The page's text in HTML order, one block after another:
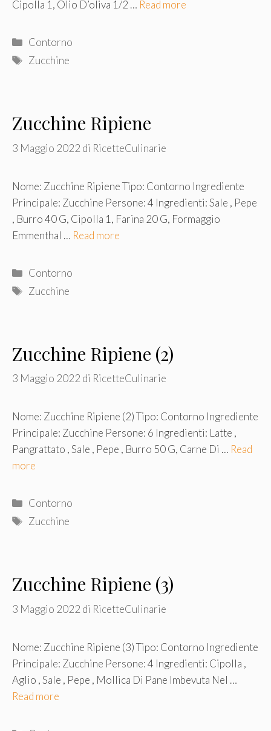
Cipolla 1, Olio D’oliva 1/2 … Read more
Categorie
Contorno
Tag
Zucchine
Zucchine Ripiene
3 Maggio 2022 di RicetteCulinarie
Nome: Zucchine Ripiene Tipo: Contorno Ingrediente
Principale: Zucchine Persone: 4 Ingredienti: Sale , Pepe
, Burro 40 G, Cipolla 1, Farina 20 G, Formaggio
Emmenthal … Read more
Categorie
Contorno
Tag
Zucchine
Zucchine Ripiene (2)
3 Maggio 2022 di RicetteCulinarie
Nome: Zucchine Ripiene (2) Tipo: Contorno Ingrediente
Principale: Zucchine Persone: 6 Ingredienti: Latte ,
Pangrattato , Sale , Pepe , Burro 50 G, Carne Di … Read
more
Categorie
Contorno
Tag
Zucchine
Zucchine Ripiene (3)
3 Maggio 2022 di RicetteCulinarie
Nome: Zucchine Ripiene (3) Tipo: Contorno Ingrediente
Principale: Zucchine Persone: 4 Ingredienti: Cipolla ,
Aglio , Sale , Pepe , Mollica Di Pane Imbevuta Nel …
Read more